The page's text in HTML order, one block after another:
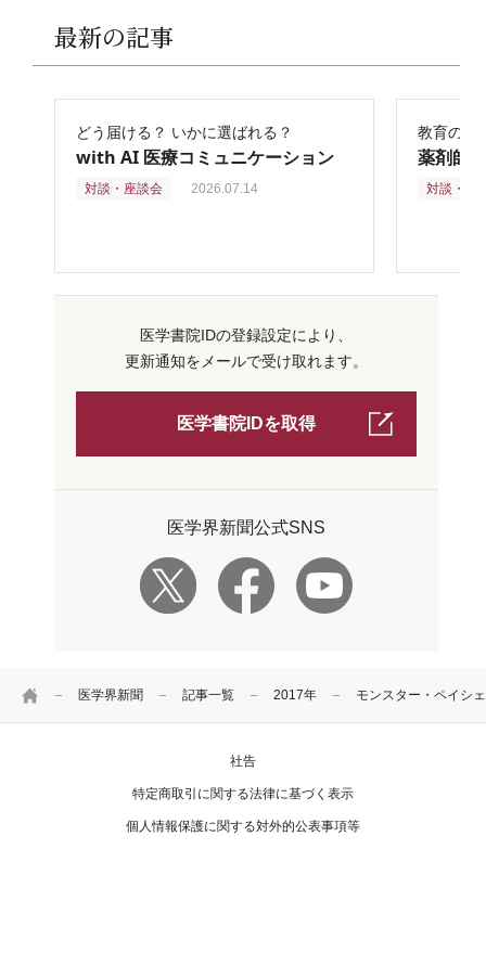
HOME 医学界新聞 記事一覧 2017年 モンスター・ペイシ
最新の記事
どう届ける？ いかに選ばれる？
with AI 医療コミュニケーション
対談・座談会 2026.07.14
教育の再
薬剤師
対談・座
医学書院IDの登録設定により、
更新通知をメールで受け取れます。
医学書院IDを取得
医学界新聞公式SNS
社告
特定商取引に関する法律に基づく表示
個人情報保護に関する対外的公表事項等